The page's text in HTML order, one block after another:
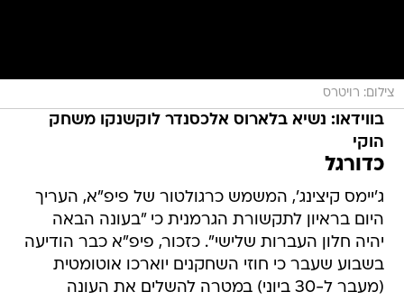
צילום: רויטרס
בווידאו: נשיא בלארוס אלכסנדר לוקשנקו משחק
הוקי
כדורגל
ג'יימס קיצינג', המשמש כרגולטור של פיפ"א, העריך
היום בראיון לתקשורת הגרמנית כי "בעונה הבאה
יהיה חלון העברות שלישי". כזכור, פיפ"א כבר הודיעה
בשבוע שעבר כי חוזי השחקנים יוארכו אוטומטית
(מעבר ל-30 ביוני) במטרה להשלים את העונה